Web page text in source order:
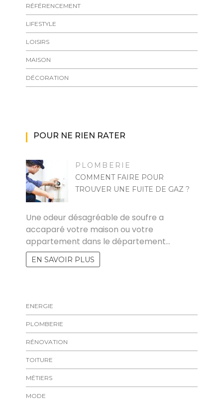
RÉFÉRENCEMENT
LIFESTYLE
LOISIRS
MAISON
DÉCORATION
POUR NE RIEN RATER
PLOMBERIE
COMMENT FAIRE POUR
TROUVER UNE FUITE DE GAZ ?
Une odeur désagréable de soufre a
accaparé votre maison ou votre
appartement dans le département…
EN SAVOIR PLUS
ENERGIE
PLOMBERIE
RÉNOVATION
TOITURE
MÉTIERS
MODE